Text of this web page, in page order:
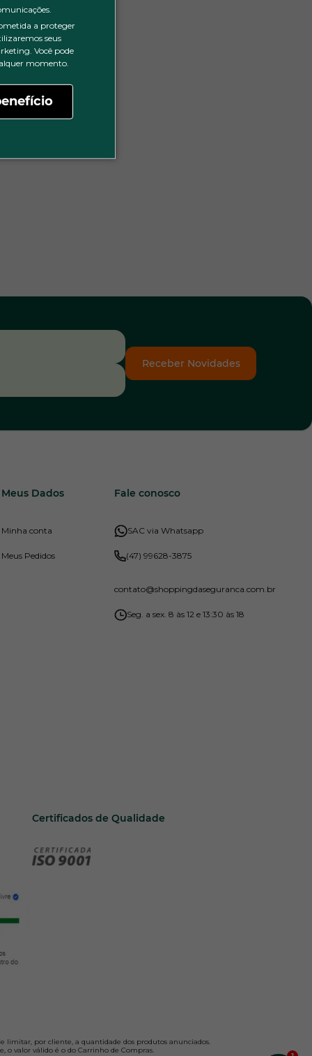
a proteger
seus
Você pode
momento.
Receber Novidades
Meus Dados
Minha conta
Meus Pedidos
Fale conosco
SAC via Whatsapp
(47) 99628-3875
contato@shoppingdaseguranca.com.br
Seg. a sex. 8 às 12 e 13:30 às 18
Certificados de Qualidade
limitar, por cliente, a quantidade dos produtos anunciados.
o valor válido é o do Carrinho de Compras.